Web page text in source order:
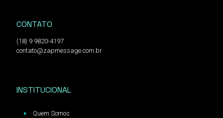
CONTATO
(18) 9 9820-4197
contato@zapmessage.com.br
INSTITUCIONAL
Quem Somos